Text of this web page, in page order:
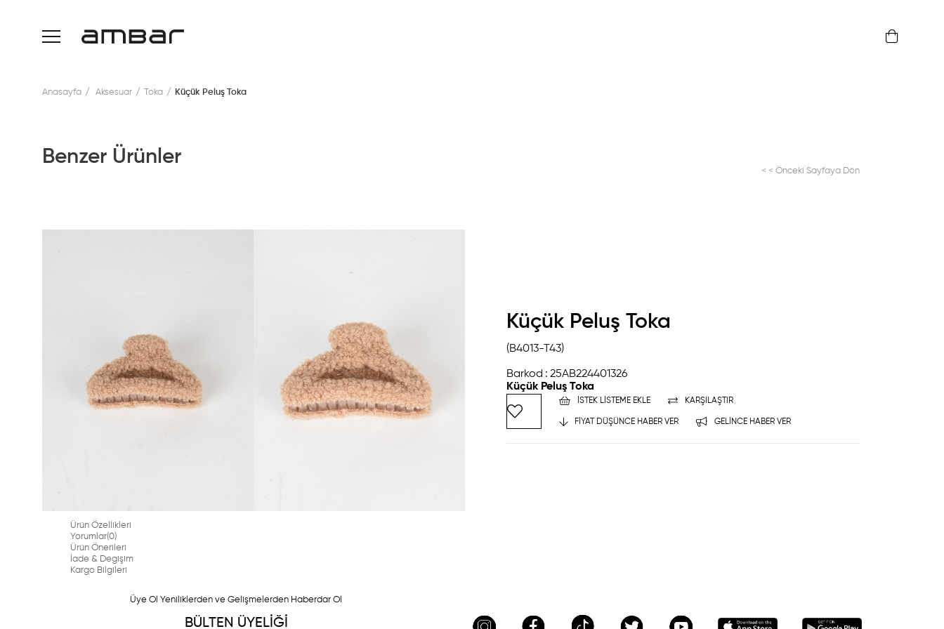
Anasayfa Aksesuar Toka Küçük Peluş Toka
< < Önceki Sayfaya Dön
Benzer Ürünler
Küçük Peluş Toka
(B4013-T43)
Barkod : 25AB224401326
Küçük Peluş Toka
İSTEK LISTEME EKLE KARŞILAŞTIR
FIYAT DÜŞÜNCE HABER VER GELINCE HABER VER
Ürün Özellikleri
Yorumlar(0)
Ürün Önerileri
İade & Degişim
Kargo Bilgileri
Üye Ol Yeniliklerden ve Gelişmelerden Haberdar Ol
BÜLTEN ÜYELİĞİ